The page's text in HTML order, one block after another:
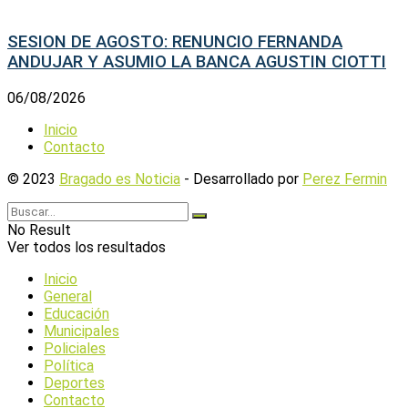
SESION DE AGOSTO: RENUNCIO FERNANDA
ANDUJAR Y ASUMIO LA BANCA AGUSTIN CIOTTI
06/08/2026
Inicio
Contacto
© 2023 Bragado es Noticia - Desarrollado por Perez Fermin
No Result
Ver todos los resultados
Inicio
General
Educación
Municipales
Policiales
Política
Deportes
Contacto